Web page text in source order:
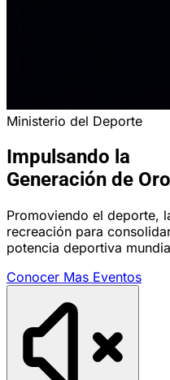
Ministerio del Deporte
Impulsando la
Generación de Oro
Promoviendo el deporte,
recreación para
potencia deportiva
Conocer Mas Eventos